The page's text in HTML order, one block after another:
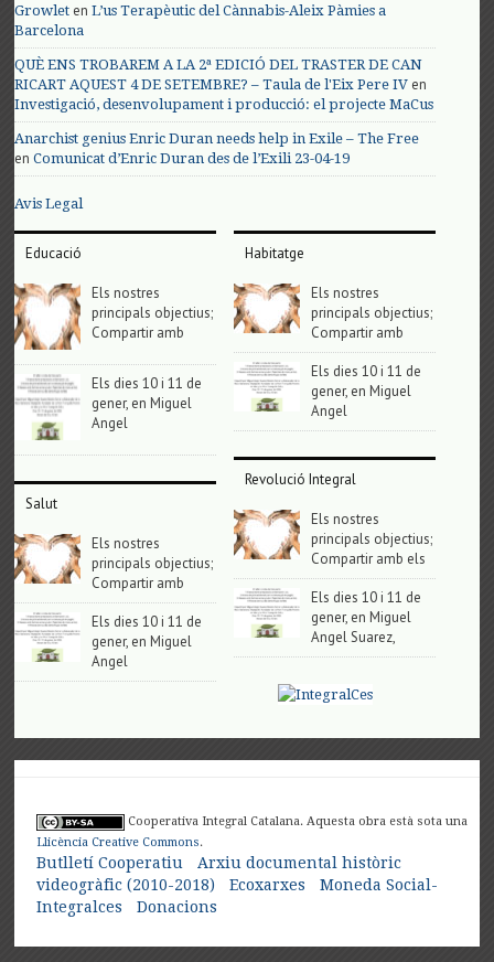
Growlet enL’us Terapèutic del Cànnabis-Aleix Pàmies a
Barcelona
QUÈ ENS TROBAREM A LA 2ª EDICIÓ DEL TRASTER DE CAN
RICART AQUEST 4 DE SETEMBRE? – Taula de l'Eix Pere IV en
Investigació, desenvolupament i producció: el projecte MaCus
Anarchist genius Enric Duran needs help in Exile – The Free
enComunicat d’Enric Duran des de l’Exili 23-04-19
Avis Legal
Educació
Els nostres
principals objectius;
Compartir amb
Els dies 10 i 11 de
gener, en Miguel
Angel
Salut
Els nostres
principals objectius;
Compartir amb
Els dies 10 i 11 de
gener, en Miguel
Angel
Habitatge
Els nostres
principals objectius;
Compartir amb
Els dies 10 i 11 de
gener, en Miguel
Angel
Revolució Integral
Els nostres
principals objectius;
Compartir amb els
Els dies 10 i 11 de
gener, en Miguel
Angel Suarez,
Cooperativa Integral Catalana. Aquesta obra està sota una
Llicència Creative Commons.
Butlletí Cooperatiu
Arxiu documental històric
videogràfic (2010-2018)
Ecoxarxes
Moneda Social-
Integralces
Donacions